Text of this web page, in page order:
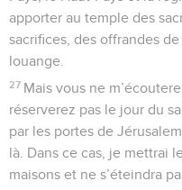
apporter au temple des
sacrifices, des offrandes
louange.
27 Mais vous ne
réserverez pas le jour du
par les portes de
là. Dans ce cas, je mettrai
maisons et ne s’éteindra